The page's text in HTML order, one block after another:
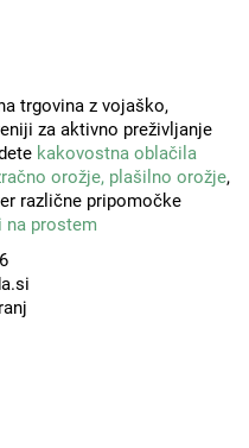
trgovina z vojaško,
za aktivno preživljanje
kakovostna oblačila
orožje, plašilno orožje,
različne pripomočke
na prostem